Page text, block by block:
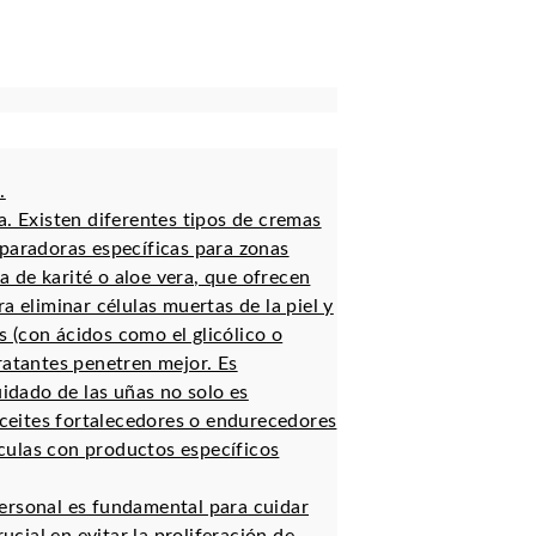
Existen diferentes tipos de cremas
específicas para zonas
de karité o aloe vera, que ofrecen
eliminar células muertas de la piel y
(con ácidos como el glicólico o
penetren mejor. Es
de las uñas no solo es
fortalecedores o endurecedores
con productos específicos
es fundamental para cuidar